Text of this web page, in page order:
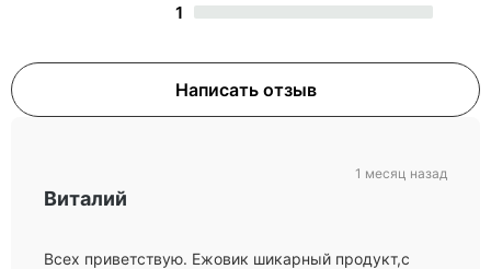
1
Написать отзыв
Виталий
Всех приветствую. Ежовик шикарный продукт,с
1 месяц назад